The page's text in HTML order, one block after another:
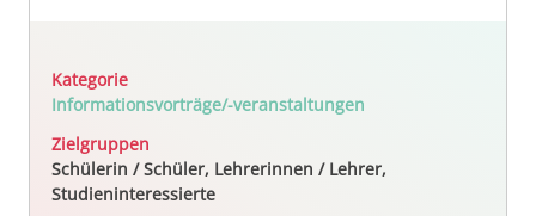
Kategorie
Informationsvorträge/-veranstaltungen
Zielgruppen
Schülerin / Schüler, Lehrerinnen / Lehrer,
Studieninteressierte